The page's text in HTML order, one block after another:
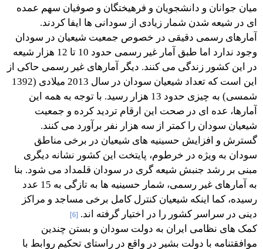
میان جوانان و دانشجویان و فرهیختگان و صوفیان سهم عمده
ای در شیعه شدن شمار زیادی از سودانی ها ایفا کردند.
آمارهای رسمی دقیقی در خصوص جمعیت شیعیان در سودان
وجود ندارد اما طبق آمار غیر رسمی حدود 10 تا 12 هزار شیعه
در این کشور زندگی می کنند. دیگر آمارهای غیر رسمی حاکی از
این است که تعداد شیعیان سودان در سال 2013 میلادی (1392
شمسی) به چیزی حدود 13 هزار رسید. با توجه به همه این
آمارها، عده ای در صحت این ارقام تردید کرده و جمعیت
شیعیان سودان را کمتر از سه هزار نفر برآورد می کنند.
گسترش و افزایش حسینیه های شیعیان در برخی مناطق
سودان به ویژه در خرطوم، پایتخت این کشور نشانه دیگری
مبنی بر رشد جنبش شیعه گری در سودان قلمداد می شود. بنا
به آمارهای غیر رسمی، شمار حسینیه ها به تازگی به 15 عدد
رسیده، کما اینکه شیعیان کنترل کامل برخی مساجد و مراکز
دینی در سراسر کشور را در اختیار گرفته اند. [6]
کمک های نظامی ایران به دولت سودان و بستن چندین
موافقتنامه با دولت بشیر در واقع در راستای تحکیم روابط با